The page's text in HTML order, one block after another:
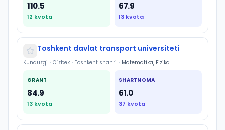
110.5
12 kvota
67.9
13 kvota
Toshkent davlat transport universiteti
Kunduzgi • O`zbek • Toshkent shahri • Matematika, Fizika
GRANT
84.9
13 kvota
SHARTNOMA
61.0
37 kvota